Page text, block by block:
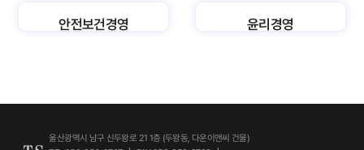
안전보건경영 윤리경영
울산광역시 남구 신두왕로 21 1층 (두왕동, 다운이앤씨 건물)